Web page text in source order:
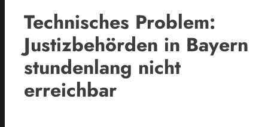
Technisches Problem:
Justizbehörden in Bayern
stundenlang nicht
erreichbar